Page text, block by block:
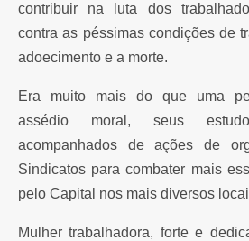
contribuir na luta dos
contra as péssimas condições de
adoecimento e a morte.
Era muito mais do que uma
assédio moral, seus
acompanhados de ações de
Sindicatos para combater mais
pelo Capital nos mais diversos
Mulher trabalhadora, forte e